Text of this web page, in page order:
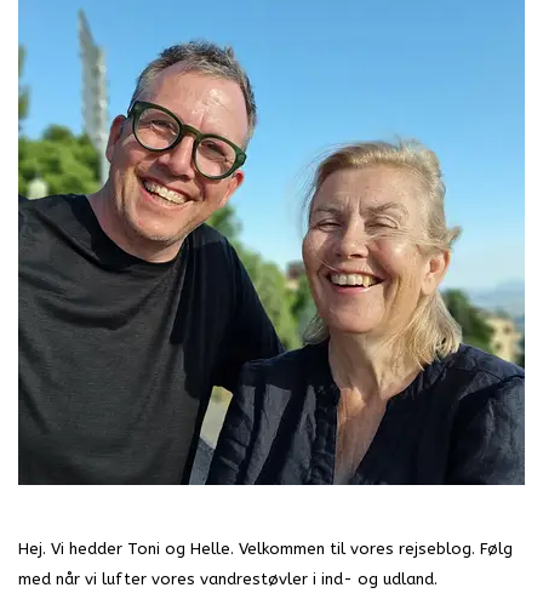
Hej. Vi hedder Toni og Helle. Velkommen til vores rejseblog. Følg
med når vi lufter vores vandrestøvler i ind- og udland.